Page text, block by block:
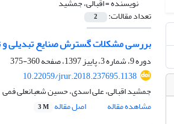
نویسنده =اقبالی، جمشید
تعداد مقالات: 2
بررسی مشکلات گسترش صنایع تبدیلی
دوره 9، شماره 3، پاییز 1397، صفحه
360-375
10.22059/jrur.2018.237695.1138
جمشید اقبالی، علی اسدی، حسین شعبانعلی فمی
مشاهده مقاله
اصل مقاله 3 M